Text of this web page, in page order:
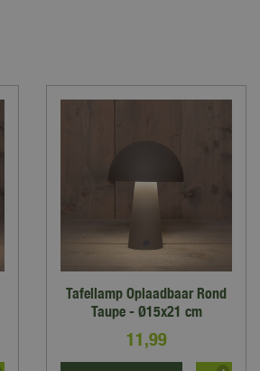
Tafellamp Oplaadbaar Rond
Taupe - Ø15x21 cm
11,99